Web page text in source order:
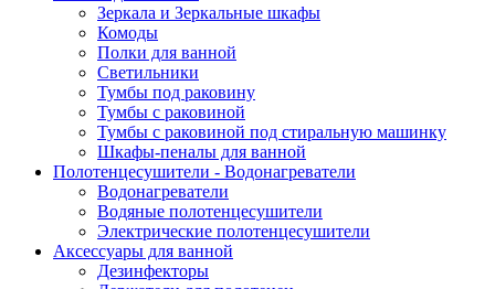
Зеркала и Зеркальные шкафы
Комоды
Полки для ванной
Светильники
Тумбы под раковину
Тумбы с раковиной
Тумбы с раковиной под стиральную машинку
Шкафы-пеналы для ванной
Полотенцесушители - Водонагреватели
Водонагреватели
Водяные полотенцесушители
Электрические полотенцесушители
Аксессуары для ванной
Дезинфекторы